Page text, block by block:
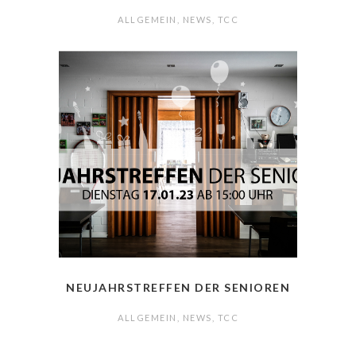
ALLGEMEIN NEWS TCC
NEUJAHRSTREFFEN DER SENIOREN
ALLGEMEIN NEWS TCC